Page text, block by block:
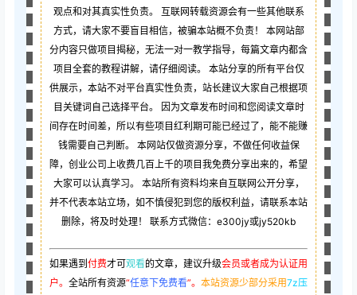
观点和对其真实性负责。 互联网转载资源会有一些其他联系
方式，请大家不要盲目相信，被骗本站概不负责！ 本网站部
分内容只做项目揭秘，无法一对一教学指导，每篇文章内都含
项目全套的教程讲解，请仔细阅读。 本站分享的所有平台仅
供展示，本站不对平台真实性负责，站长建议大家自己根据项
目关键词自己选择平台。 因为文章发布时间和您阅读文章时
间存在时间差，所以有些项目红利期可能已经过了，能不能赚
钱需要自己判断。 本网站仅做资源分享，不做任何收益保
障，创业公司上收费几百上千的项目我免费分享出来的，希望
大家可以认真学习。 本站所有资料均来自互联网公开分享，
并不代表本站立场，如不慎侵犯到您的版权利益，请联系本站
删除，将及时处理！ 联系方式微信：e300jy或jy520kb
如果遇到付费才可观看的文章，建议升级会员或者成为认证用
户。 全站所有资源“任意下免费看”。 本站资源少部分采用7z压